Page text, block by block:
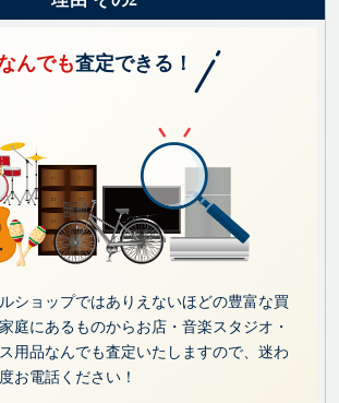
んでも査定できる！
ショップではありえないほどの豊富な買
庭にあるものからお店・音楽スタジオ・
用品なんでも査定いたしますので、迷わ
お電話ください！